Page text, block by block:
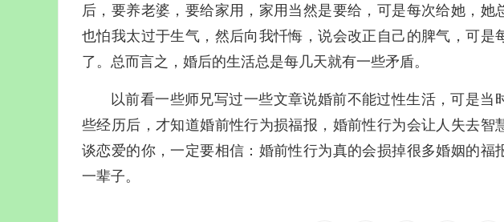
后，要养老婆，要给家用，家用当然是要给，可是每次给她，她
也怕我太过于生气，然后向我忏悔，说会改正自己的脾气，可是
了。总而言之，婚后的生活总是每几天就有一些矛盾。
以前看一些师兄写过一些文章说婚前不能过性生活，可是
些经历后，才知道婚前性行为损福报，婚前性行为会让人失去智
谈恋爱的你，一定要相信：婚前性行为真的会损掉很多婚姻的福
一辈子。